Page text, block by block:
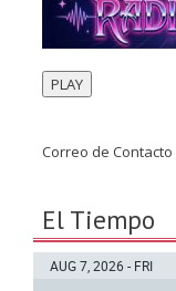
PLAY
Correo de Contacto
El Tiempo
AUG 7, 2026 - FRI